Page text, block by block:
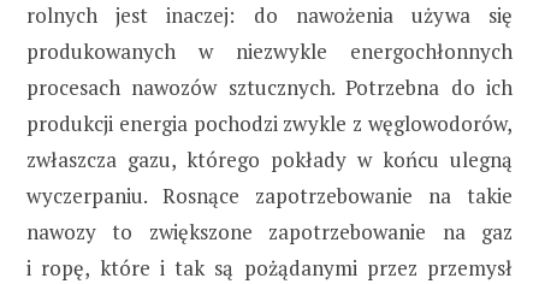
rolnych jest inaczej: do nawożenia używa się
produkowanych w niezwykle energochłonnych
procesach nawozów sztucznych. Potrzebna do ich
produkcji energia pochodzi zwykle z węglowodorów,
zwłaszcza gazu, którego pokłady w końcu ulegną
wyczerpaniu. Rosnące zapotrzebowanie na takie
nawozy to zwiększone zapotrzebowanie na gaz
i ropę, które i tak są pożądanymi przez przemysł